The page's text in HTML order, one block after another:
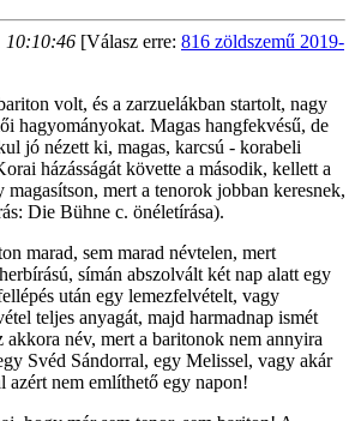
10:10:46 [Válasz erre: 816 zöldszemű 2019-
volt, és a zarzuelákban startolt, nagy
hagyományokat. Magas hangfekvésű, de
jó nézett ki, magas, karcsú - korabeli
házásságát követte a második, kellett a
magasítson, mert a tenorok jobban keresnek,
Die Bühne c. önéletírása).
marad, sem marad névtelen, mert
símán abszolvált két nap alatt egy
után egy lemezfelvételt, vagy
teljes anyagát, majd harmadnap ismét
akkora név, mert a baritonok nem annyira
Svéd Sándorral, egy Melissel, vagy akár
nem említhető egy napon!